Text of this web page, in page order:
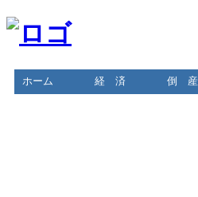
ホーム 経 済 倒 産